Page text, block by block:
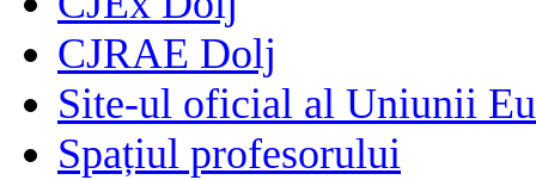
CJRAE Dolj
Site-ul oficial al Uniunii
Spațiul profesorului